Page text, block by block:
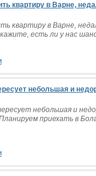
квартиру в Варне,
квартиру в Варне,
есть ли у нас
небольшая и
небольшая и
приехать в